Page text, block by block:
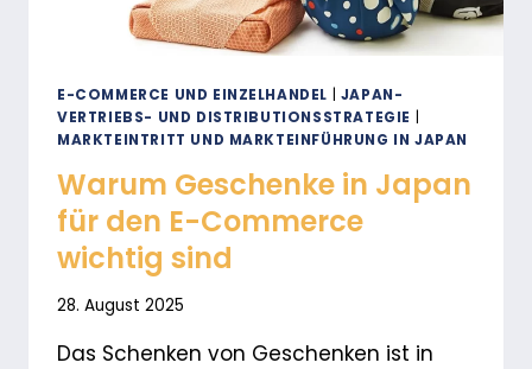
E-COMMERCE UND EINZELHANDEL
JAPAN-
VERTRIEBS- UND DISTRIBUTIONSSTRATEGIE
MARKTEINTRITT UND MARKTEINFÜHRUNG IN JAPAN
Warum Geschenke in Japan
für den E-Commerce
wichtig sind
28. August 2025
Das Schenken von Geschenken ist in